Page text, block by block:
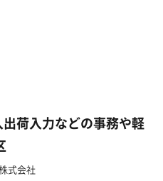
荷入力などの事務や軽
式会社